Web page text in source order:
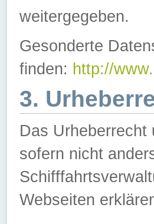
weitergegeben.
Gesonderte
finden: http://
3.
Das Urheberrecht
sofern nicht
Webseiten